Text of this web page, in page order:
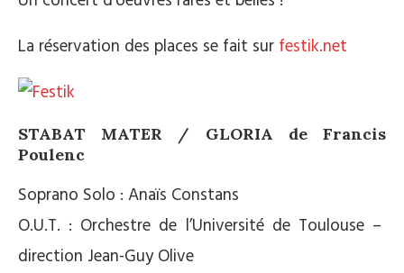
La réservation des places se fait sur festik.net
STABAT MATER / GLORIA de Francis
Poulenc
Soprano Solo : Anaïs Constans
O.U.T. : Orchestre de l’Université de Toulouse –
direction Jean-Guy Olive